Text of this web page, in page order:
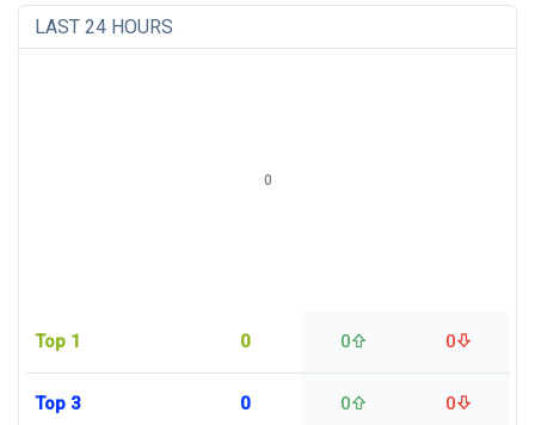
LAST 24 HOURS
Top 1 0 0 0
Top 3 0 0 0
0